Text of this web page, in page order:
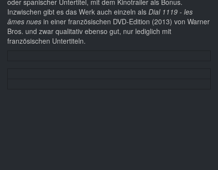
oder spanischer Untertitel, mit dem Kinotrailer als Bonus.
Inzwischen gibt es das Werk auch einzeln als Dial 1119 - les
âmes nues in einer französischen DVD-Edition (2013) von Warner
Bros. und zwar qualitativ ebenso gut, nur lediglich mit
französischen Untertiteln.